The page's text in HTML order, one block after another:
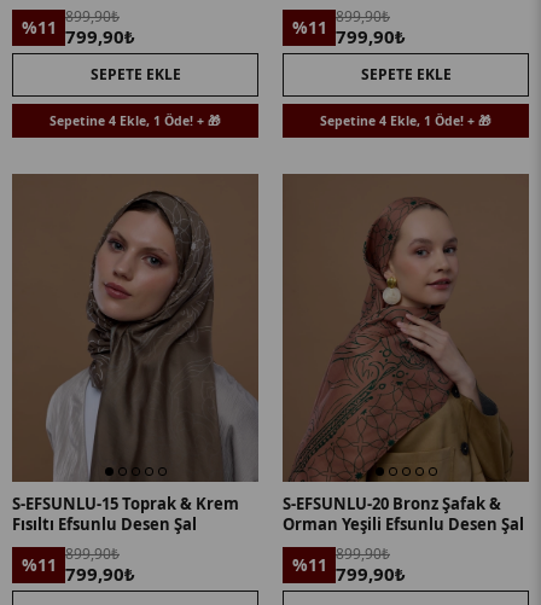
%11 899,90₺
799,90₺
SEPETE EKLE
Sepetine 4 Ekle, 1 Öde! + 🎁
Şal
%11 899,90₺
799,90₺
SEPETE EKLE
Sepetine 4 Ekle, 1 Öde! + 🎁
S-EFSUNLU-15 Toprak & Krem
Fısıltı Efsunlu Desen Şal
%11 899,90₺
799,90₺
S-EFSUNLU-20 Bronz Şafak &
Orman Yeşili Efsunlu Desen Şal
%11 899,90₺
799,90₺